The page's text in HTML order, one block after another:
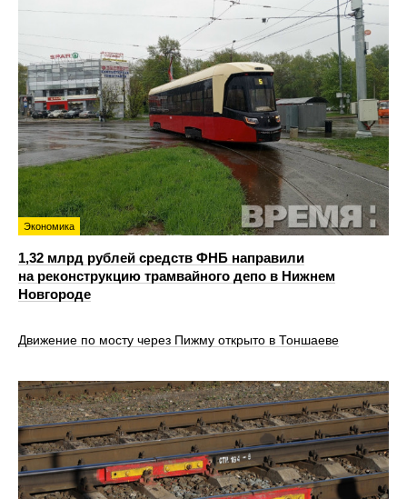
Экономика
1,32 млрд рублей средств ФНБ направили
на реконструкцию трамвайного депо в Нижнем
Новгороде
Движение по мосту через Пижму открыто в Тоншаеве